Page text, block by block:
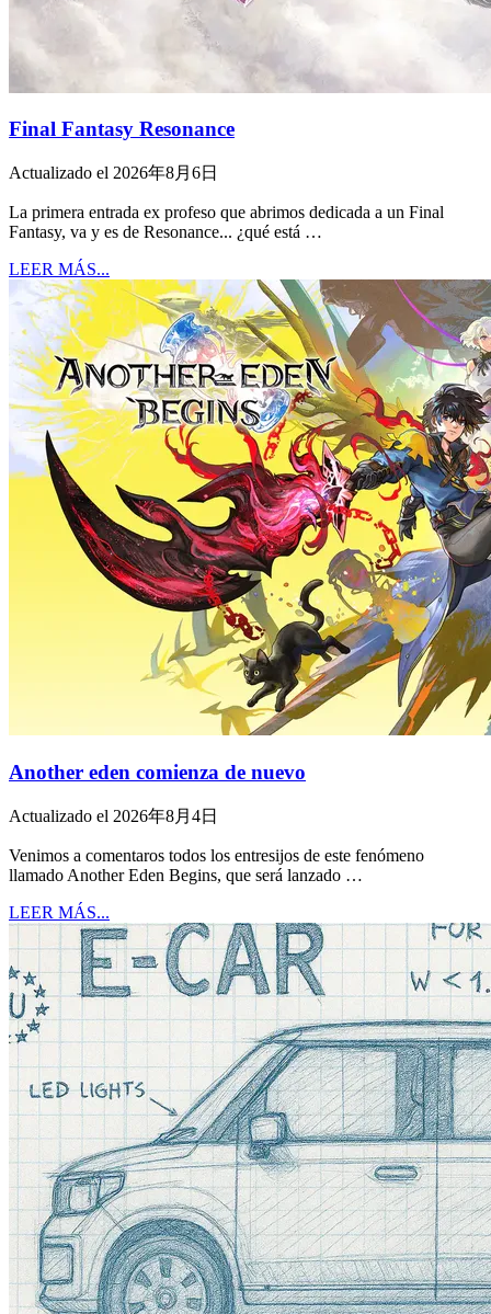
Final Fantasy Resonance
Actualizado el 2026年8月6日
La primera entrada ex profeso que abrimos dedicada a un Final
Fantasy, va y es de Resonance... ¿qué está …
LEER MÁS...
Another eden comienza de nuevo
Actualizado el 2026年8月4日
Venimos a comentaros todos los entresijos de este fenómeno
llamado Another Eden Begins, que será lanzado …
LEER MÁS...